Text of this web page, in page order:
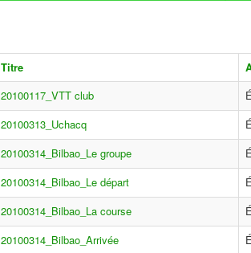
Titre
20100117_VTT club
20100313_Uchacq
20100314_Bilbao_Le groupe
20100314_Bilbao_Le départ
20100314_Bilbao_La course
20100314_Bilbao_Arrivée